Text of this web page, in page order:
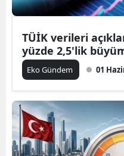
TÜİK verileri
yüzde 2,5'lik
Eko Gündem 01